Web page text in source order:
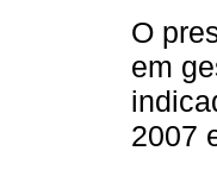
O
em
2007